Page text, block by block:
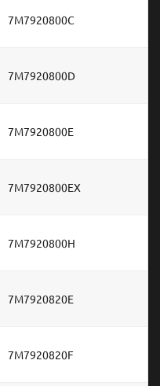
7M7920800C
7M7920800D
7M7920800E
7M7920800EX
7M7920800H
7M7920820E
7M7920820F